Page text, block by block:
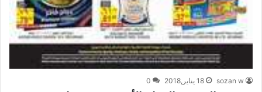
sozan w 18 يناير,2018 0